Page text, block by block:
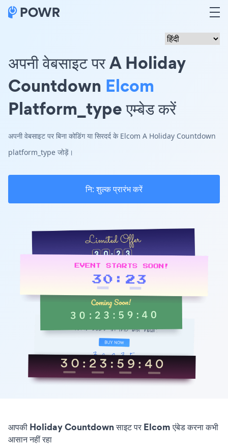
अपनी वेबसाइट पर A Holiday
Countdown Elcom
Platform_type एम्बेड करें
अपनी वेबसाइट पर बिना कोडिंग या सिरदर्द के Elcom A Holiday Countdown
platform_type जोड़ें।
नि: शुल्क प्रारंभ करें
आपकी Holiday Countdown साइट पर Elcom एंबेड करना कभी
आसान नहीं रहा